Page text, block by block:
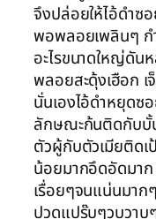
จึงปล่อยให้ไอ้ดำซ
พอพลอยเพลินๆ ก
อะไรขนาดใหญ่ดัน
พลอยสะดุ้งเฮือก เ
นั่นเองไอ้ดำหยุด
ลักษณะก้นติดกับบั้
ตัวผู้กับตัวเมียติด
น้อยมากอึดอัดมา
เรื่อยๆจนแน่นมา
ปวดแปร๊บๆวูบวาบ